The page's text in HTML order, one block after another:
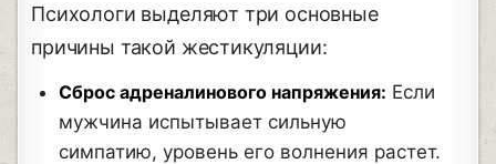
Психологи выделяют три основные
причины такой жестикуляции:
Сброс адреналинового напряжения: Если
мужчина испытывает сильную
симпатию, уровень его волнения растет.